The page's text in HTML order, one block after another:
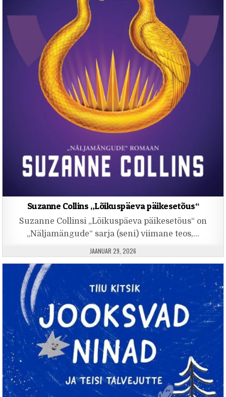
Suzanne Collins „Lõikuspäeva päikesetõus“
Suzanne Collinsi „Lõikuspäeva päikesetõus“ on
„Näljamängude“ sarja (seni) viimane teos,…
PUBLISHED DATE:
JAANUAR 29, 2026